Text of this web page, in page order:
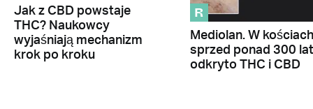
Jak z CBD powstaje
THC? Naukowcy
wyjaśniają mechanizm
krok po kroku
R
Mediolan. W kościach
sprzed ponad 300 lat
odkryto THC i CBD